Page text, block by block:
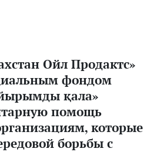
Ойл Продактс»
фондом
қала»
помощь
которые
борьбы с